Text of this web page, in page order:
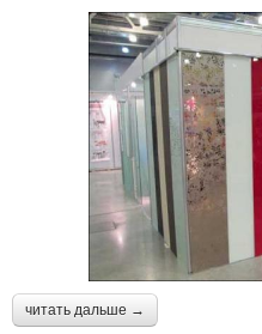
читать дальше →